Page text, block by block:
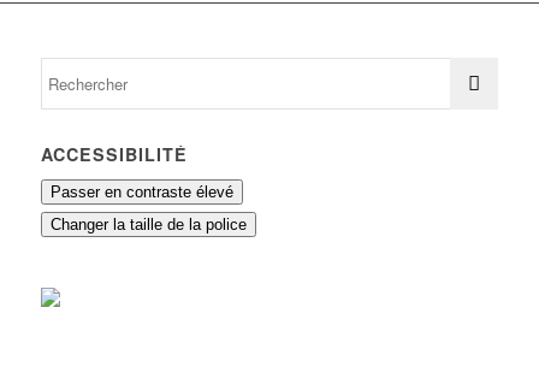
ACCESSIBILITÉ
Passer en contraste élevé
Changer la taille de la police